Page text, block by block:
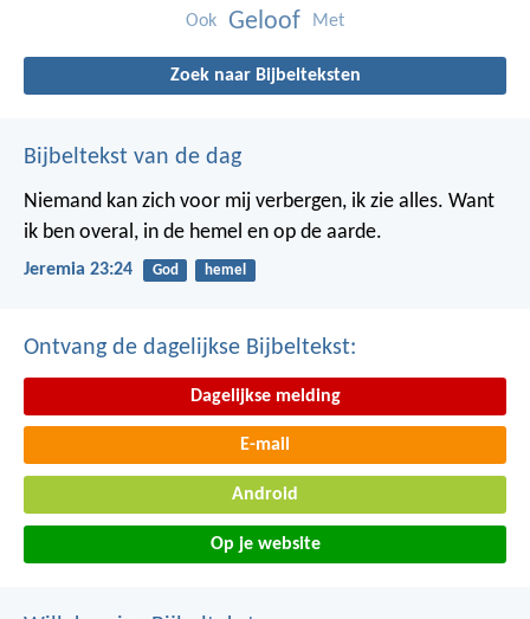
Ook Geloof Met
Zoek naar Bijbelteksten
Bijbeltekst van de dag
Niemand kan zich voor mij verbergen, ik zie alles. Want
ik ben overal, in de hemel en op de aarde.
Jeremia 23:24 God hemel
Ontvang de dagelijkse Bijbeltekst:
Dagelijkse melding
E-mail
Android
Op je website